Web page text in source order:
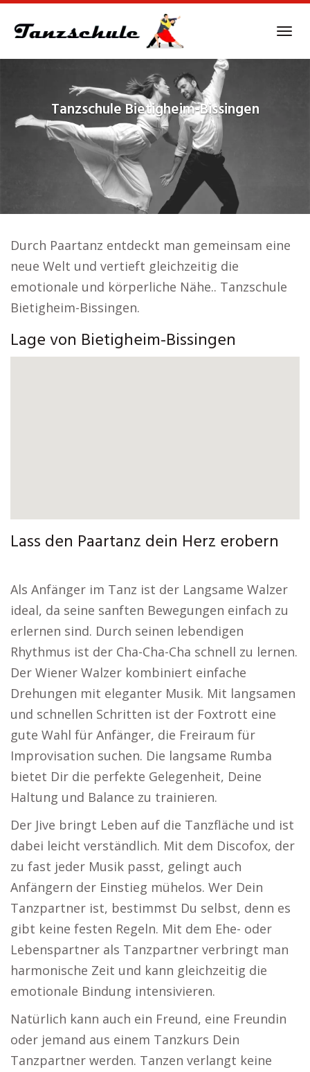
TanzschuleBietigheim-Bissingen
Durch Paartanz entdeckt man gemeinsam eine
neue Welt und vertieft gleichzeitig die
emotionale und körperliche Nähe.. Tanzschule
Bietigheim-Bissingen.
Lage von Bietigheim-Bissingen
Lass den Paartanz dein Herz erobern
Als Anfänger im Tanz ist der Langsame Walzer
ideal, da seine sanften Bewegungen einfach zu
erlernen sind. Durch seinen lebendigen
Rhythmus ist der Cha-Cha-Cha schnell zu lernen.
Der Wiener Walzer kombiniert einfache
Drehungen mit eleganter Musik. Mit langsamen
und schnellen Schritten ist der Foxtrott eine
gute Wahl für Anfänger, die Freiraum für
Improvisation suchen. Die langsame Rumba
bietet Dir die perfekte Gelegenheit, Deine
Haltung und Balance zu trainieren.
Der Jive bringt Leben auf die Tanzfläche und ist
dabei leicht verständlich. Mit dem Discofox, der
zu fast jeder Musik passt, gelingt auch
Anfängern der Einstieg mühelos. Wer Dein
Tanzpartner ist, bestimmst Du selbst, denn es
gibt keine festen Regeln. Mit dem Ehe- oder
Lebenspartner als Tanzpartner verbringt man
harmonische Zeit und kann gleichzeitig die
emotionale Bindung intensivieren.
Natürlich kann auch ein Freund, eine Freundin
oder jemand aus einem Tanzkurs Dein
Tanzpartner werden. Tanzen verlangt keine